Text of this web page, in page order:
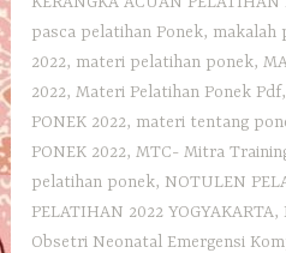
pasca pelatihan Ponek, makalah
2022, materi pelatihan ponek,
2022,Materi Pelatihan Ponek Pdf,
PONEK 2022, materi tentang
PONEK 2022,MTC- Mitra
pelatihan ponek, NOTULEN
PELATIHAN 2022 YOGYAKARTA,
Obsetri Neonatal Emergensi